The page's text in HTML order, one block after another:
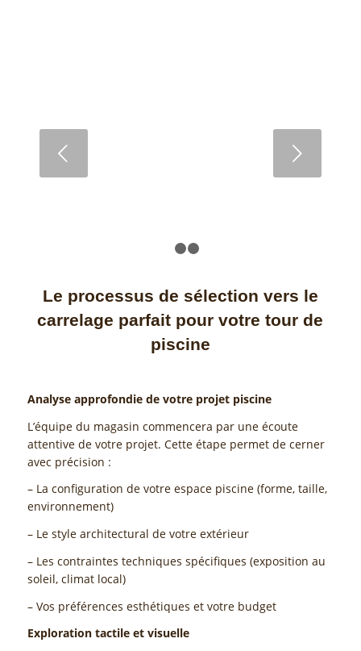
Le processus de sélection vers le
carrelage parfait pour votre tour de
piscine
Analyse approfondie de votre projet piscine
L’équipe du magasin commencera par une écoute
attentive de votre projet. Cette étape permet de cerner
avec précision :
– La configuration de votre espace piscine (forme, taille,
environnement)
– Le style architectural de votre extérieur
– Les contraintes techniques spécifiques (exposition au
soleil, climat local)
– Vos préférences esthétiques et votre budget
Exploration tactile et visuelle